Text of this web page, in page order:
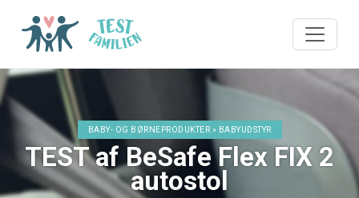
BABY- OG BØRNEPRODUKTER » BABYUDSTYR
TEST af BeSafe Flex FIX 2
autostol